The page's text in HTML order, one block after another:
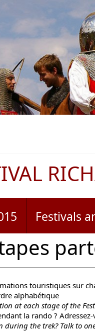
Festivals
touristiques sur
alphabétique
at each stage of the
la rando ?
during the trek? Talk to